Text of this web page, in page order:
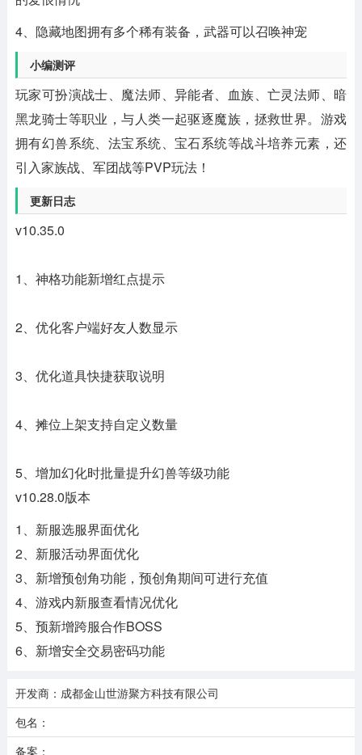
4、隐藏地图拥有多个稀有装备，武器可以召唤神宠
小编测评
玩家可扮演战士、魔法师、异能者、血族、亡灵法师、暗
黑龙骑士等职业，与人类一起驱逐魔族，拯救世界。游戏
拥有幻兽系统、法宝系统、宝石系统等战斗培养元素，还
引入家族战、军团战等PVP玩法！
更新日志
v10.35.0
1、神格功能新增红点提示
2、优化客户端好友人数显示
3、优化道具快捷获取说明
4、摊位上架支持自定义数量
5、增加幻化时批量提升幻兽等级功能
v10.28.0版本
1、新服选服界面优化
2、新服活动界面优化
3、新增预创角功能，预创角期间可进行充值
4、游戏内新服查看情况优化
5、预新增跨服合作BOSS
6、新增安全交易密码功能
开发商：成都金山世游聚方科技有限公司
包名：
备案：